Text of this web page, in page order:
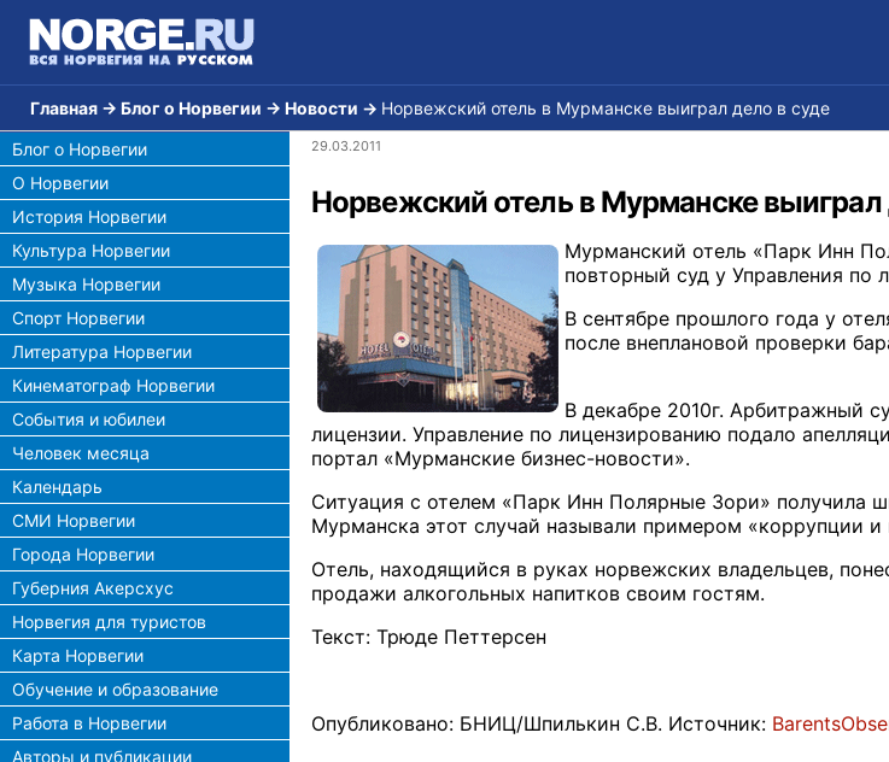
Главная → Блог о Норвегии → Новости → Норвежский отель в Мурманске выиграл дело в суде
Блог о Норвегии
О Норвегии
История Норвегии
Культура Норвегии
Музыка Норвегии
Спорт Норвегии
Литература Норвегии
Кинематограф Норвегии
События и юбилеи
Человек месяца
Календарь
СМИ Норвегии
Города Норвегии
Губерния Акерсхус
Норвегия для туристов
Карта Норвегии
Обучение и образование
Работа в Норвегии
Авторы и публикации
29.03.2011
Норвежский отель в Мурманске выиграл
Мурманский отель «Парк Инн
повторный суд у Управления по
В сентябре прошлого года у
после внеплановой проверки
В декабре 2010г. Арбитражный
лицензии. Управление по лицензированию подало
портал «Мурманские бизнес-новости».
Ситуация с отелем «Парк Инн Полярные Зори» получила
Мурманска этот случай называли примером «коррупции и
Отель, находящийся в руках норвежских владельцев,
продажи алкогольных напитков своим гостям.
Текст: Трюде Петтерсен
Опубликовано: БНИЦ/Шпилькин С.В. Источник: